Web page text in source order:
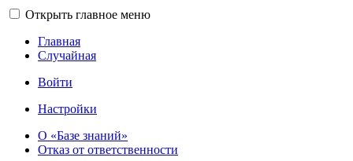
Открыть главное меню
Главная
Случайная
Войти
Настройки
О «Базе знаний»
Отказ от ответственности